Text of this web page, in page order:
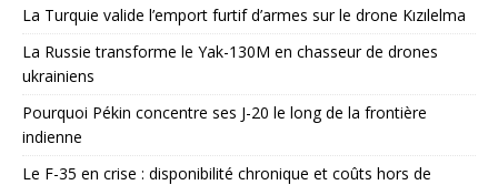
La Turquie valide l’emport furtif d’armes sur le drone Kızılelma
La Russie transforme le Yak-130M en chasseur de drones
ukrainiens
Pourquoi Pékin concentre ses J-20 le long de la frontière
indienne
Le F-35 en crise : disponibilité chronique et coûts hors de